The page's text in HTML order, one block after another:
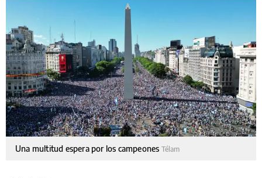
Una multitud espera por los campeones Télam